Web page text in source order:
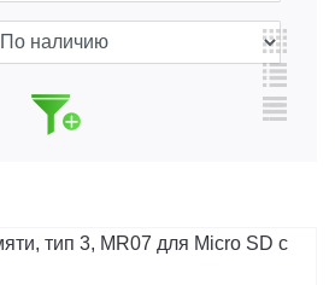
тип 3, MR07 для Micro SD с